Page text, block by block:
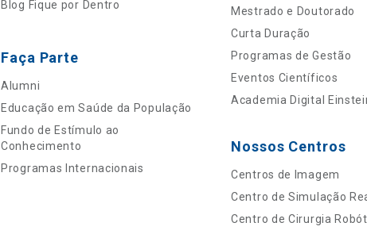
Blog Fique por Dentro
Faça Parte
Alumni
Educação em Saúde da População
Fundo de Estímulo ao
Conhecimento
Programas Internacionais
Mestrado e Doutorado
Curta Duração
Programas de Gestão
Eventos Científicos
Academia Digital
Nossos Centros
Centros de Imagem
Centro de Simulação
Centro de Cirurgia